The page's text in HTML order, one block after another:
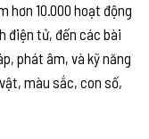
hơn 10.000 hoạt động
điện tử, đến các bài
phát âm, và kỹ năng
màu sắc, con số,